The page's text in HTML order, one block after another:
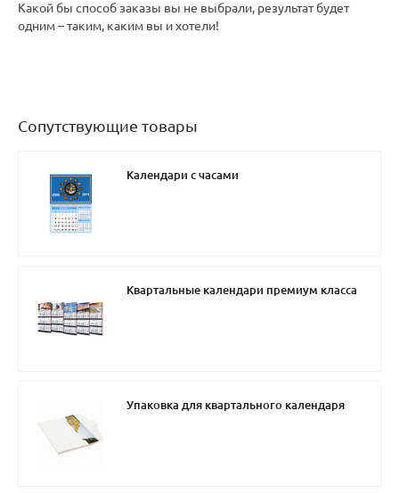
Какой бы способ заказы вы не выбрали, результат будет
одним – таким, каким вы и хотели!
Сопутствующие товары
Календари с часами
Квартальные календари премиум класса
Упаковка для квартального календаря